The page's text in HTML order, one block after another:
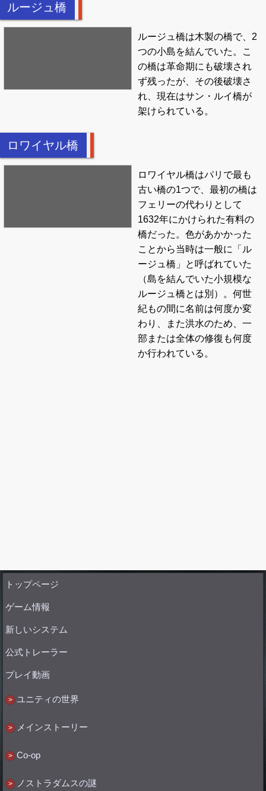
ルージュ橋
ルージュ橋は木製の橋で、2
つの小島を結んでいた。こ
の橋は革命期にも破壊され
ず残ったが、その後破壊さ
れ、現在はサン・ルイ橋が
架けられている。
ロワイヤル橋
ロワイヤル橋はパリで最も
古い橋の1つで、最初の橋は
フェリーの代わりとして
1632年にかけられた有料の
橋だった。色があかかった
ことから当時は一般に「ル
ージュ橋」と呼ばれていた
（島を結んでいた小規模な
ルージュ橋とは別）。何世
紀もの間に名前は何度か変
わり、また洪水のため、一
部または全体の修復も何度
か行われている。
トップページ
ゲーム情報
新しいシステム
公式トレーラー
プレイ動画
ユニティの世界
メインストーリー
Co-op
ノストラダムスの謎